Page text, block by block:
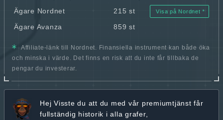
Ägare Nordnet
215 st Visa på Nordnet
Ägare Avanza 859 st
Affiliate-länk till Nordnet. Finansiella instrument kan både öka
och minska i värde. Det finns en risk att du inte får tillbaka de
pengar du investerar.
Hej Visste du att du med vår premiumtjänst får
fullständig historik i alla grafer,